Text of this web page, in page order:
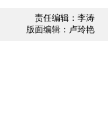
责任编辑：李涛
版面编辑：卢玲艳